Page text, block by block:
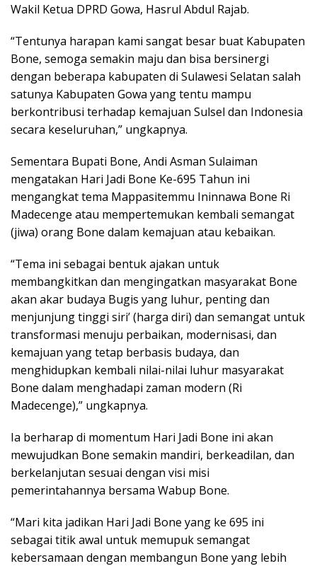
Wakil Ketua DPRD Gowa, Hasrul Abdul Rajab.
“Tentunya harapan kami sangat besar buat Kabupaten
Bone, semoga semakin maju dan bisa bersinergi
dengan beberapa kabupaten di Sulawesi Selatan salah
satunya Kabupaten Gowa yang tentu mampu
berkontribusi terhadap kemajuan Sulsel dan Indonesia
secara keseluruhan,” ungkapnya.
Sementara Bupati Bone, Andi Asman Sulaiman
mengatakan Hari Jadi Bone Ke-695 Tahun ini
mengangkat tema Mappasitemmu Ininnawa Bone Ri
Madecenge atau mempertemukan kembali semangat
(jiwa) orang Bone dalam kemajuan atau kebaikan.
“Tema ini sebagai bentuk ajakan untuk
membangkitkan dan mengingatkan masyarakat Bone
akan akar budaya Bugis yang luhur, penting dan
menjunjung tinggi siri’ (harga diri) dan semangat untuk
transformasi menuju perbaikan, modernisasi, dan
kemajuan yang tetap berbasis budaya, dan
menghidupkan kembali nilai-nilai luhur masyarakat
Bone dalam menghadapi zaman modern (Ri
Madecenge),” ungkapnya.
Ia berharap di momentum Hari Jadi Bone ini akan
mewujudkan Bone semakin mandiri, berkeadilan, dan
berkelanjutan sesuai dengan visi misi
pemerintahannya bersama Wabup Bone.
“Mari kita jadikan Hari Jadi Bone yang ke 695 ini
sebagai titik awal untuk memupuk semangat
kebersamaan dengan membangun Bone yang lebih